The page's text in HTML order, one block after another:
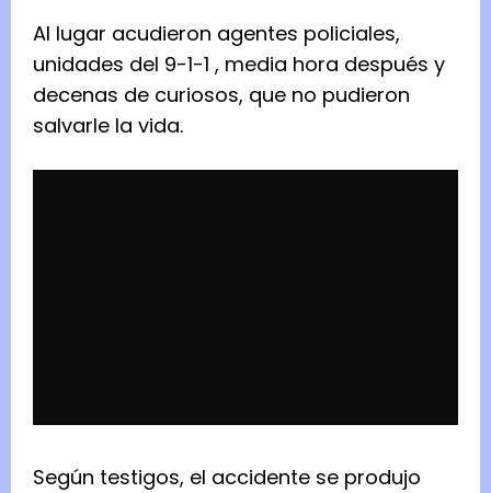
Al lugar acudieron agentes policiales,
unidades del 9-1-1 , media hora después y
decenas de curiosos, que no pudieron
salvarle la vida.
Según testigos, el accidente se produjo